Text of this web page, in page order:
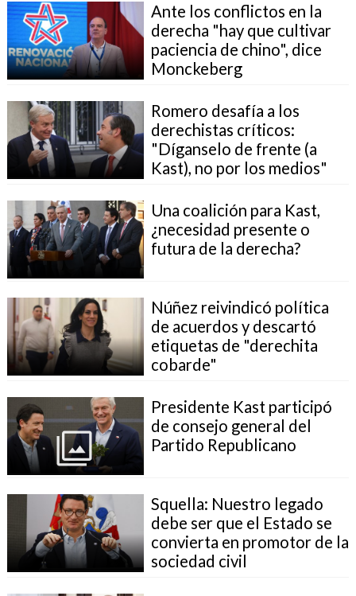
Ante los conflictos en la
derecha "hay que cultivar
paciencia de chino", dice
Monckeberg
Romero desafía a los
derechistas críticos:
"Díganselo de frente (a
Kast), no por los medios"
Una coalición para Kast,
¿necesidad presente o
futura de la derecha?
Núñez reivindicó política
de acuerdos y descartó
etiquetas de "derechita
cobarde"
Presidente Kast participó
de consejo general del
Partido Republicano
Squella: Nuestro legado
debe ser que el Estado se
convierta en promotor de la
sociedad civil